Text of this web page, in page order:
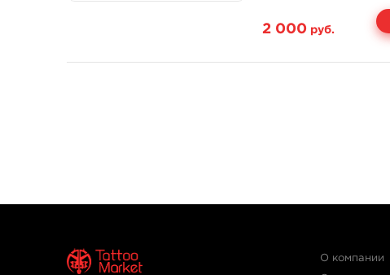
2 000 руб.
О компании